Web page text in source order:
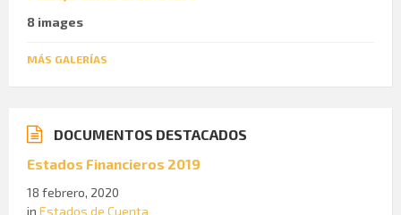
8 images
MÁS GALERÍAS
DOCUMENTOS DESTACADOS
Estados Financieros 2019
18 febrero, 2020
in Estados de Cuenta